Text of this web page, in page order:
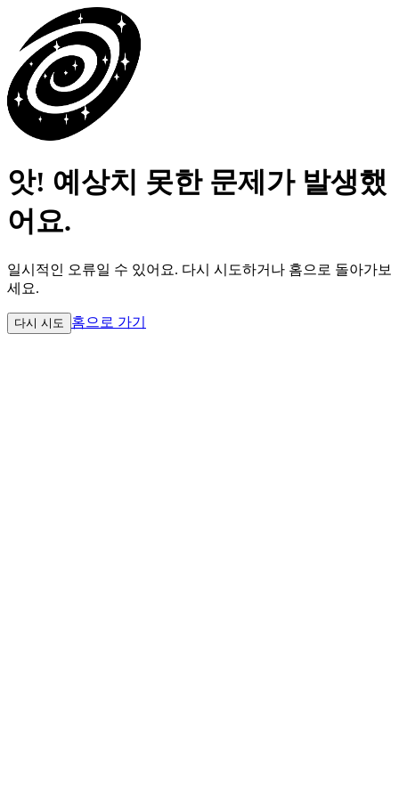
앗! 예상치 못한 문제가 발생했
어요.
일시적인 오류일 수 있어요. 다시 시도하거나 홈으로 돌아가보
세요.
다시 시도 홈으로 가기